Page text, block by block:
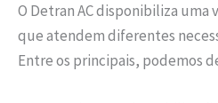
O Detran AC disponibiliza
que atendem diferentes
Entre os principais, podemos